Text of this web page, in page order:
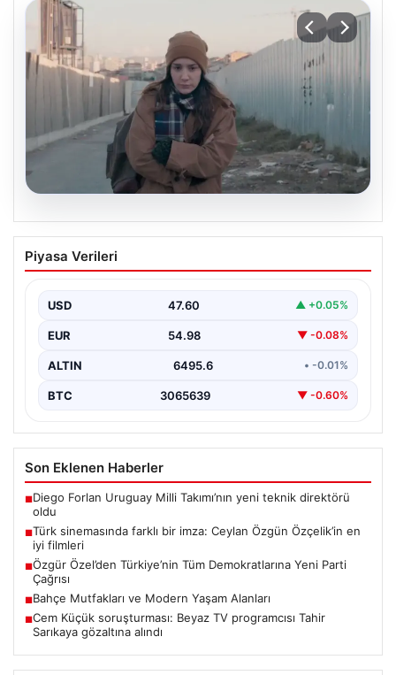
Türk sinemasında farklı bir imza: Ceylan
Özgün Özçelik’in en iyi filmleri
Piyasa Verileri
USD 47.60 ▲ +0.05%
EUR 54.98 ▼ -0.08%
ALTIN 6495.6 • -0.01%
BTC 3065639 ▼ -0.60%
Son Eklenen Haberler
■Diego Forlan Uruguay Milli Takımı’nın yeni teknik direktörü
oldu
■Türk sinemasında farklı bir imza: Ceylan Özgün Özçelik’in en
iyi filmleri
■Özgür Özel’den Türkiye’nin Tüm Demokratlarına Yeni Parti
Çağrısı
■Bahçe Mutfakları ve Modern Yaşam Alanları
■Cem Küçük soruşturması: Beyaz TV programcısı Tahir
Sarıkaya gözaltına alındı